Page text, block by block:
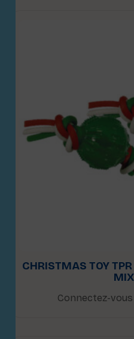
CHRISTMAS TOY
Connectez-